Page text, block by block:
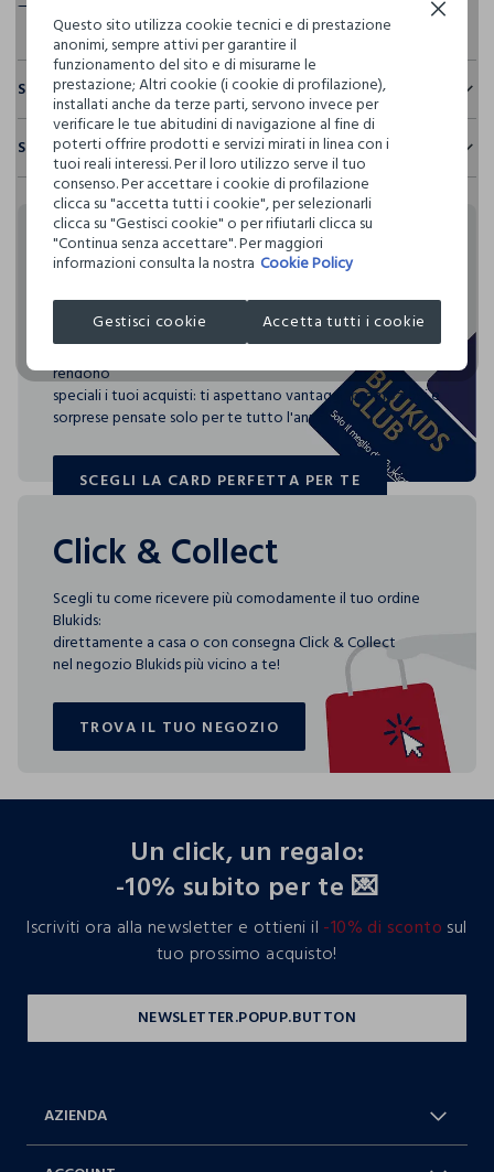
Sostenibilità e trasparenza
Sicurezza
Il 100% dei nostri articoli viene sottoposto a test chimico-
fisici, per verificarne il rispetto dei limiti che abbiamo
definito per l’uso di sostanze chimiche, talvolta anche più
restrittivi rispetto a quelli previsti dalla normativa
internazionale.
Clicca qui per vedere i dettagli
I nostri fornitori
MADE IN CHINA
Spedizione e resi
Hai fino a 30 giorni dalla consegna del tuo ordine online per
cambiare idea e restituire i prodotti che hai acquistato.
Rendi speciali i tuoi
acquisti
Blukids card e Blukids Club sono le carte fedeltà che
rendono
speciali i tuoi acquisti: ti aspettano vantaggi, promozioni e
sorprese pensate solo per te tutto l'anno!
SCEGLI LA CARD PERFETTA PER TE
SCEGLI LA CARD PERFETTA PER TE
Click & Collect
Scegli tu come ricevere più comodamente il tuo ordine
Blukids:
direttamente a casa o con consegna Click & Collect
nel negozio Blukids più vicino a te!
TROVA IL TUO NEGOZIO
TROVA IL TUO NEGOZIO
Un click, un regalo:
-10% subito per te 💌
Iscriviti ora alla newsletter e ottieni il -10% di sconto sul
tuo prossimo acquisto!
AZIENDA
Questo sito utilizza cookie tecnici e di prestazione
anonimi, sempre attivi per garantire il
funzionamento del sito e di misurarne le
prestazione; Altri cookie (i cookie di profilazione),
installati anche da terze parti, servono invece per
verificare le tue abitudini di navigazione al fine di
poterti offrire prodotti e servizi mirati in linea con i
tuoi reali interessi. Per il loro utilizzo serve il tuo
consenso. Per accettare i cookie di profilazione
clicca su "accetta tutti i cookie", per selezionarli
clicca su "Gestisci cookie" o per rifiutarli clicca su
"Continua senza accettare". Per maggiori
informazioni consulta la nostra Cookie Policy
Gestisci cookie Accetta tutti i cookie
Continua senza accettare